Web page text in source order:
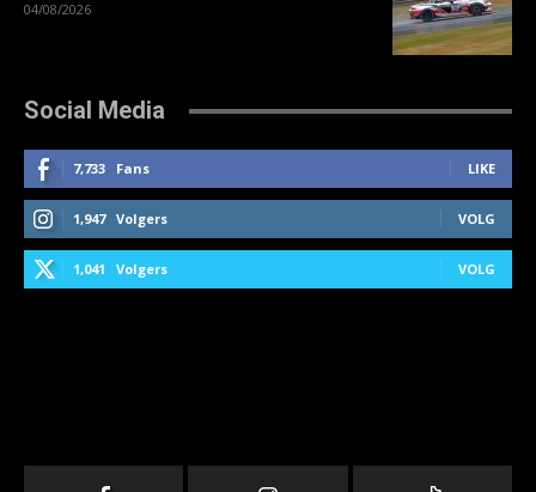
04/08/2026
Social Media
7,733 Fans LIKE
1,947 Volgers VOLG
1,041 Volgers VOLG